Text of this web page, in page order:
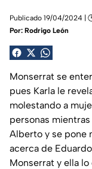
Publicado 19/04/2024 | 🕑
Por: Rodrigo León
Monserrat se
pues Karla le
molestando a
personas
Alberto y se pone
acerca de
Monserrat y ella